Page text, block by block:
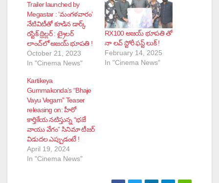
Trailer launched by
Megastar : ‘మంగళవారం’
నేటివిటీతో కూడిన డార్క్
రస్టిక్ థ్రిల్లర్ : ట్రైలర్
లాంచ్‌లో అజయ్ భూపతి !
October 21, 2023
In "Cinema News"
RX100 అజయ్ భూపతి తో
నా లవ్ స్టోరీ ఫస్ట్ లుక్ !
February 14, 2025
In "Cinema News"
Kartikeya
Gummakonda’s “Bhaje
Vayu Vegam” Teaser
releasing on: హీరో
కార్తికేయ నటిస్తున్న “భజే
వాయు వేగం” సినిమా టీజర్
విడుదల ఎప్పుడంటే !
April 19, 2024
In "Cinema News"